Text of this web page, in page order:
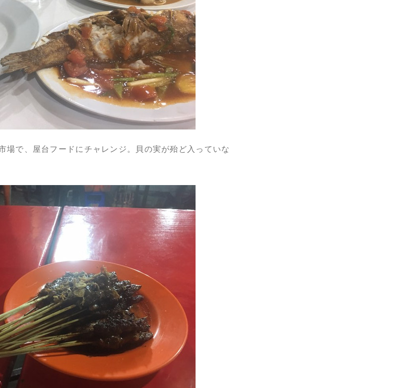
場で、屋台フードにチャレンジ。貝の実が殆ど入っていな